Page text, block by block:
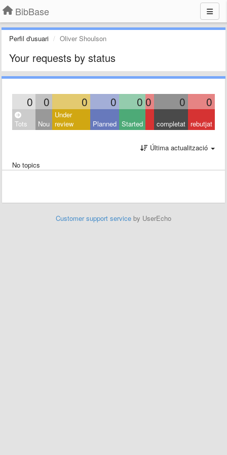
BibBase
Perfil d'usuari Oliver Shoulson
Your requests by status
0 0 0 0 0 0 0 0
Tots Nou
Under
review
Planned Started completat rebutjat
Última actualització
No topics
Customer support service by UserEcho